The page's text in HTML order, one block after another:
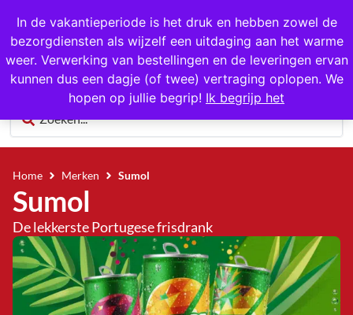
In de vakantieperiode is het druk en hebben zowel de
bezorgdiensten als wijzelf een uitdaging aan het warme
weer. Verwerking van bestellingen en de leveringen ervan
kunnen dus een dagje (of twee) vertraging oplopen. We
hopen op jullie begrip! Ik begrijp het
1000+ producten op voorraad
0
Home Merken Sumol
Sumol
De lekkerste Portugese frisdrank